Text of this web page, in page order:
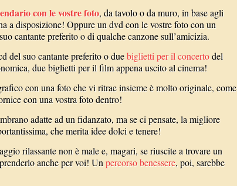
con le vostre foto, da tavolo o da muro, in base agli
a disposizione! Oppure un dvd con le vostre foto con un
cantante preferito o di qualche canzone sull’amicizia.
del suo cantante preferito o duebiglietti per il concertodel
due biglietti per il film appena uscito al cinema!
con una foto che vi ritrae insieme è molto originale, come
con una vostra foto dentro!
adatte ad un fidanzato, ma se ci pensate, la migliore
che merita idee dolci e tenere!
rilassante non è male e, magari, se riuscite a trovare un
anche per voi! Unpercorso benessere, poi, sarebbe